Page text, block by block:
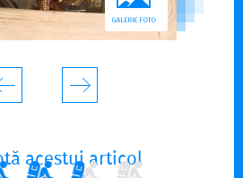
acestui articol